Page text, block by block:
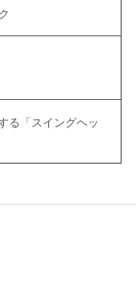
る「スイングヘッ